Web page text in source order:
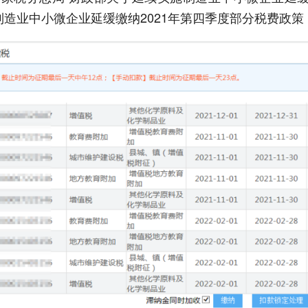
业中小微企业延缓缴纳2021年第四季度部分税费政